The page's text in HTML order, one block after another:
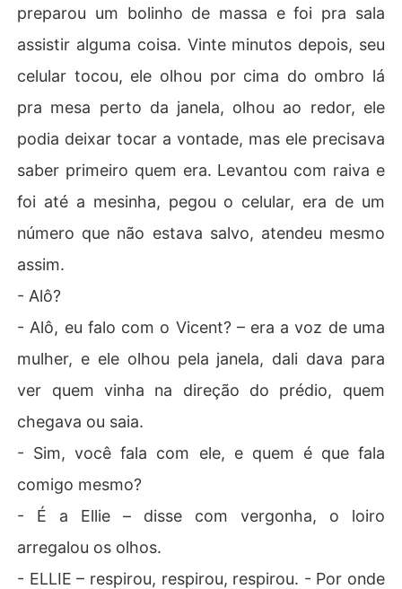
preparou um bolinho de massa e foi pra sala
assistir alguma coisa. Vinte minutos depois, seu
celular tocou, ele olhou por cima do ombro lá
pra mesa perto da janela, olhou ao redor, ele
podia deixar tocar a vontade, mas ele precisava
saber primeiro quem era. Levantou com raiva e
foi até a mesinha, pegou o celular, era de um
número que não estava salvo, atendeu mesmo
assim.
- Alô?
- Alô, eu falo com o Vicent? – era a voz de uma
mulher, e ele olhou pela janela, dali dava para
ver quem vinha na direção do prédio, quem
chegava ou saia.
- Sim, você fala com ele, e quem é que fala
comigo mesmo?
- É a Ellie – disse com vergonha, o loiro
arregalou os olhos.
- ELLIE – respirou, respirou, respirou. - Por onde